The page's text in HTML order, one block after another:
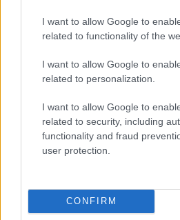
I want to allow Google to
related to functionality of the
I want to allow Google to
related to personalization.
I want to allow Google to
related to security, including
functionality and fraud
user protection.
CONFIRM
Norvégia egy stadionra
A szerkezet évi 219 000 kWh áram